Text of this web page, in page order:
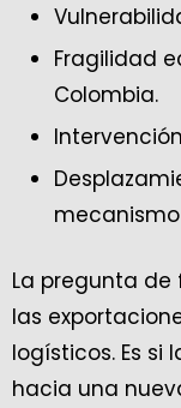
Fragilidad
Colombia.
La pregunta
las
logísticos. Es
hacia una